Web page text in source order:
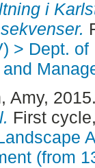
i
> Dept.
Amy,
First
(from